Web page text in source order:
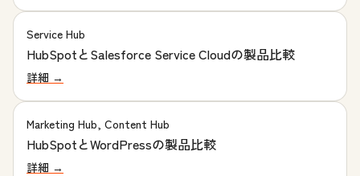
Service Hub
HubSpotとSalesforce Service Cloudの製‍品比較
詳細 →
Marketing Hub, Content Hub
HubSpotとWordPressの製品比較
詳細 →